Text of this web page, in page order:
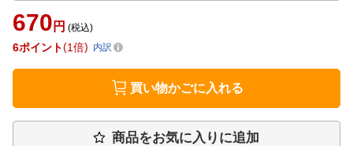
670 円 (税込)
6ポイント 1倍 内訳
買い物かごに入れる
商品をお気に入りに追加